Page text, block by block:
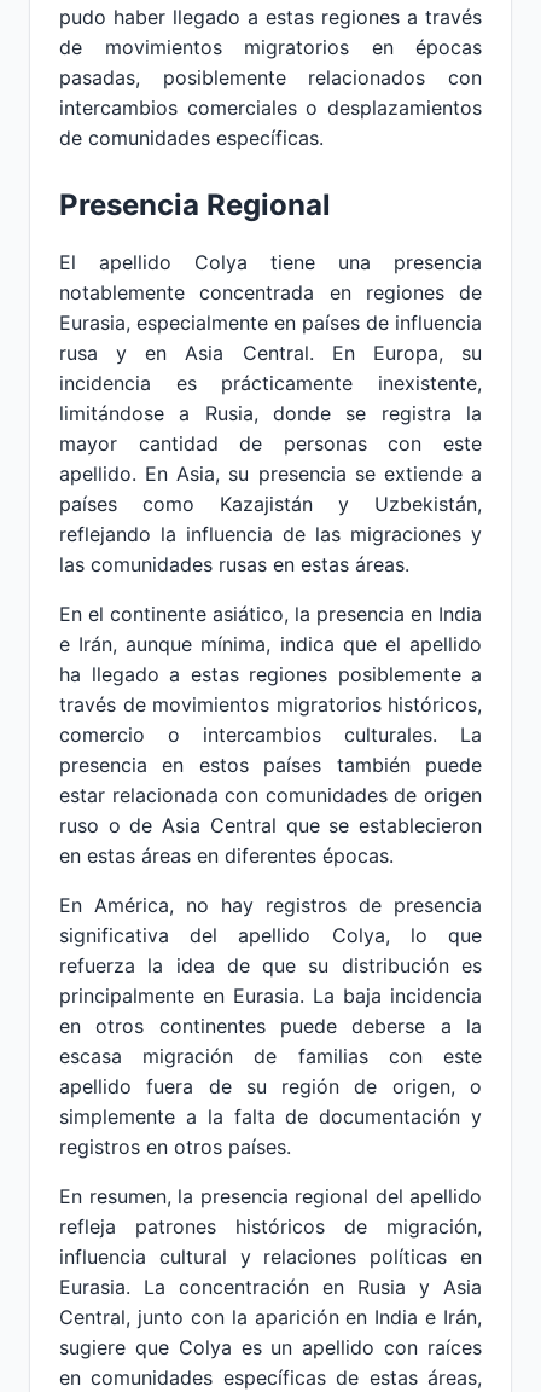
pudo haber llegado a estas regiones a través
de movimientos migratorios en épocas
pasadas, posiblemente relacionados con
intercambios comerciales o desplazamientos
de comunidades específicas.
Presencia Regional
El apellido Colya tiene una presencia
notablemente concentrada en regiones de
Eurasia, especialmente en países de influencia
rusa y en Asia Central. En Europa, su
incidencia es prácticamente inexistente,
limitándose a Rusia, donde se registra la
mayor cantidad de personas con este
apellido. En Asia, su presencia se extiende a
países como Kazajistán y Uzbekistán,
reflejando la influencia de las migraciones y
las comunidades rusas en estas áreas.
En el continente asiático, la presencia en India
e Irán, aunque mínima, indica que el apellido
ha llegado a estas regiones posiblemente a
través de movimientos migratorios históricos,
comercio o intercambios culturales. La
presencia en estos países también puede
estar relacionada con comunidades de origen
ruso o de Asia Central que se establecieron
en estas áreas en diferentes épocas.
En América, no hay registros de presencia
significativa del apellido Colya, lo que
refuerza la idea de que su distribución es
principalmente en Eurasia. La baja incidencia
en otros continentes puede deberse a la
escasa migración de familias con este
apellido fuera de su región de origen, o
simplemente a la falta de documentación y
registros en otros países.
En resumen, la presencia regional del apellido
refleja patrones históricos de migración,
influencia cultural y relaciones políticas en
Eurasia. La concentración en Rusia y Asia
Central, junto con la aparición en India e Irán,
sugiere que Colya es un apellido con raíces
en comunidades específicas de estas áreas,